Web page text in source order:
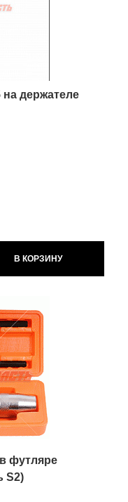
на держателе
В КОРЗИНУ
футляре
S2)